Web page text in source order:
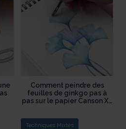
Comment peindre des
feuilles de ginkgo pas à
pas sur le papier Canson XL
Techniques Mixtes